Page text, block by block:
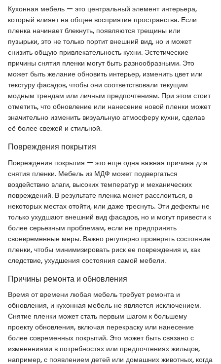
Кухонная мебель — это центральный элемент интерьера,
который влияет на общее восприятие пространства. Если
пленка начинает блекнуть, появляются трещины или
пузырьки, это не только портит внешний вид, но и может
снизить общую привлекательность кухни. Эстетические
причины снятия пленки могут быть разнообразными. Это
может быть желание обновить интерьер, изменить цвет или
текстуру фасадов, чтобы они соответствовали текущим
модным трендам или личным предпочтениям. При этом стоит
отметить, что обновление или нанесение новой пленки может
значительно изменить визуальную атмосферу кухни, сделав
её более свежей и стильной.
Повреждения покрытия
Повреждения покрытия — это еще одна важная причина для
снятия пленки. Мебель из МДФ может подвергаться
воздействию влаги, высоких температур и механических
повреждений. В результате пленка может расслоиться, в
некоторых местах отойти, или даже треснуть. Эти дефекты не
только ухудшают внешний вид фасадов, но и могут привести к
более серьезным проблемам, если не предпринять
своевременные меры. Важно регулярно проверять состояние
пленки, чтобы минимизировать риск ее повреждения и, как
следствие, ухудшения состояния самой мебели.
Причины ремонта и обновления
Время от времени любая мебель требует ремонта и
обновления, и кухонная мебель не является исключением.
Снятие пленки может стать первым шагом к большему
проекту обновления, включая перекраску или нанесение
более современных покрытий. Это может быть связано с
изменениями в потребностях или предпочтениях жильцов,
например, с появлением детей или домашних животных, когда